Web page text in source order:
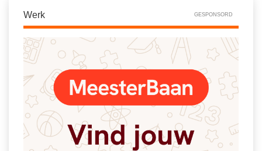
Werk GESPONSORD